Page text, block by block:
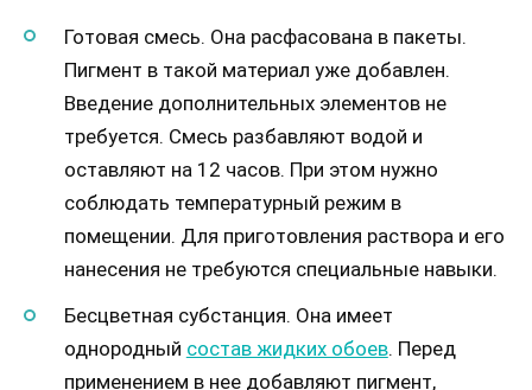
Готовая смесь. Она расфасована в пакеты.
Пигмент в такой материал уже добавлен.
Введение дополнительных элементов не
требуется. Смесь разбавляют водой и
оставляют на 12 часов. При этом нужно
соблюдать температурный режим в
помещении. Для приготовления раствора и его
нанесения не требуются специальные навыки.
Бесцветная субстанция. Она имеет
однородный состав жидких обоев. Перед
применением в нее добавляют пигмент,